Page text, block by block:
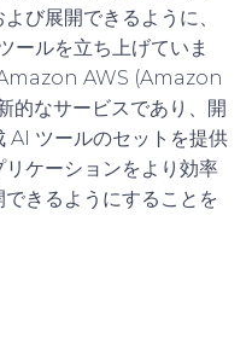
び展開できるように、
ールを立ち上げていま
AWS (Amazon
なサービスであり、開
AI ツールのセットを提供
ケーションをより効率
きるようにすることを